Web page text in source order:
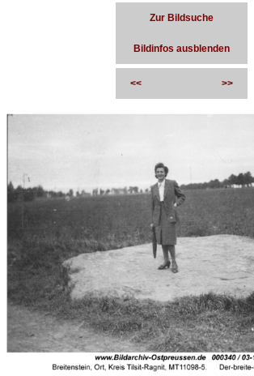
Zur Bildsuche
Bildinfos ausblenden
<< >>